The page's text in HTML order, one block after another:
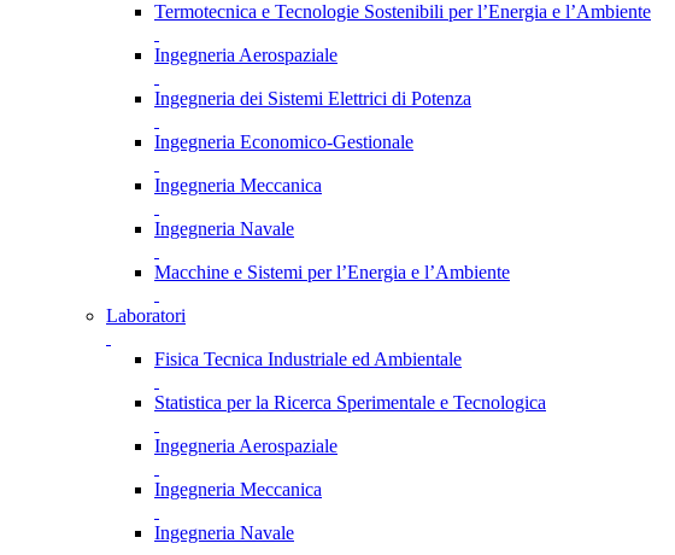
Termotecnica e Tecnologie Sostenibili per l’Energia e l’Ambiente
Ingegneria Aerospaziale
Ingegneria dei Sistemi Elettrici di Potenza
Ingegneria Economico-Gestionale
Ingegneria Meccanica
Ingegneria Navale
Macchine e Sistemi per l’Energia e l’Ambiente
Laboratori
Fisica Tecnica Industriale ed Ambientale
Statistica per la Ricerca Sperimentale e Tecnologica
Ingegneria Aerospaziale
Ingegneria Meccanica
Ingegneria Navale